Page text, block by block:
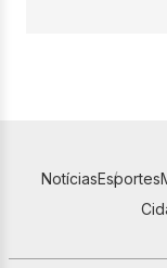
NotíciasEsportes